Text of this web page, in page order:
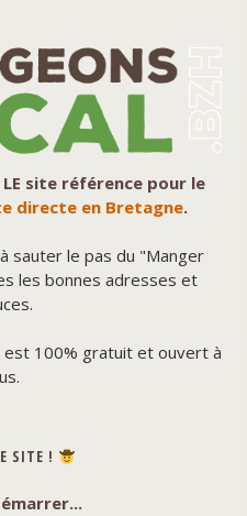
site référence pour le
directe en Bretagne.
sauter le pas du "Manger
les bonnes adresses et
100% gratuit et ouvert à
SITE !